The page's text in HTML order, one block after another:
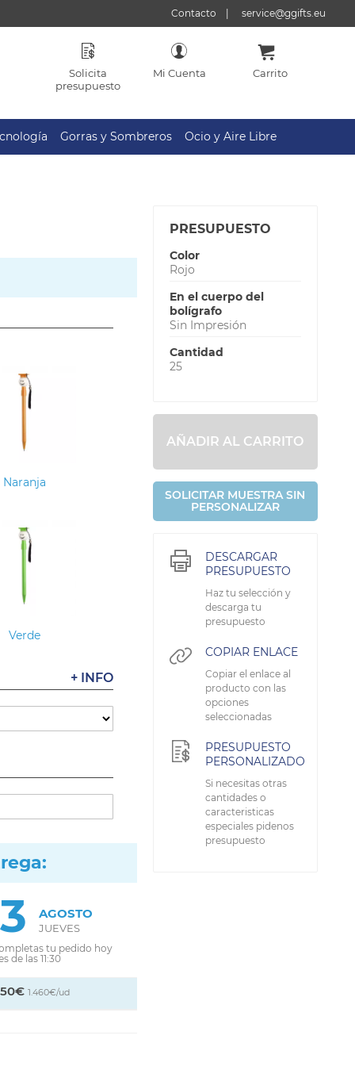
Contacto service@ggifts.eu
Solicita
presupuesto
Mi Cuenta Carrito
Gorras y Sombreros Ocio y Aire Libre
Naranja
Verde
+ INFO
AGOSTO
JUEVES
tu pedido hoy
de las 11:30
1.460€/ud
PRESUPUESTO
Color
Rojo
En el cuerpo del
bolígrafo
Sin Impresión
Cantidad
25
AÑADIR AL CARRITO
SOLICITAR MUESTRA SIN
PERSONALIZAR
DESCARGAR
PRESUPUESTO
Haz tu selección y
descarga tu
presupuesto
COPIAR ENLACE
Copiar el enlace al
producto con las
opciones
seleccionadas
PRESUPUESTO
PERSONALIZADO
Si necesitas otras
cantidades o
caracteristicas
especiales pidenos
presupuesto